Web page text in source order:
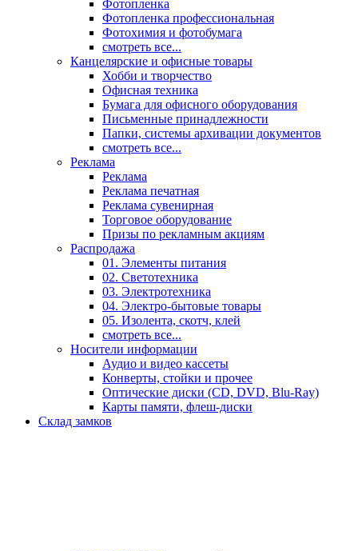
Фотопленка
Фотопленка профессиональная
Фотохимия и фотобумага
смотреть все...
Канцелярские и офисные товары
Хобби и творчество
Офисная техника
Бумага для офисного оборудования
Письменные принадлежности
Папки, системы архивации документов
смотреть все...
Реклама
Реклама
Реклама печатная
Реклама сувенирная
Торговое оборудование
Призы по рекламным акциям
Распродажа
01. Элементы питания
02. Светотехника
03. Электротехника
04. Электро-бытовые товары
05. Изолента, скотч, клей
смотреть все...
Носители информации
Аудио и видео кассеты
Конверты, стойки и прочее
Оптические диски (CD, DVD, Blu-Ray)
Карты памяти, флеш-диски
Склад замков